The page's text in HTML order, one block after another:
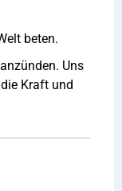
beten.
Uns
Kraft und